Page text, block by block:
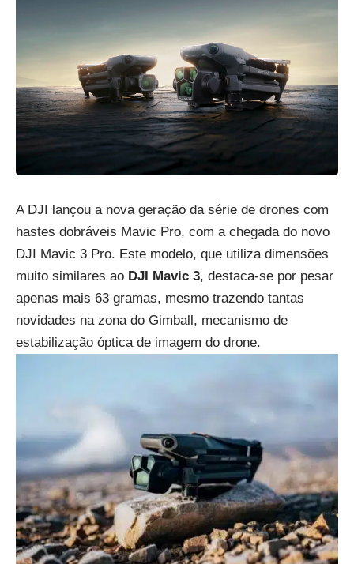
A DJI lançou a nova geração da série de drones com
hastes dobráveis Mavic Pro, com a chegada do novo
DJI Mavic 3 Pro. Este modelo, que utiliza dimensões
muito similares ao DJI Mavic 3, destaca-se por pesar
apenas mais 63 gramas, mesmo trazendo tantas
novidades na zona do Gimball, mecanismo de
estabilização óptica de imagem do drone.